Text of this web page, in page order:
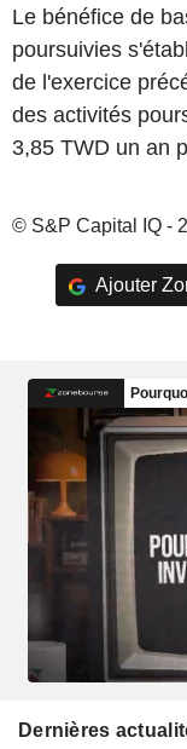
Le bénéfice de
poursuivies
de l'exercice
des activités
3,85 TWD un an
© S&P Capital IQ -
Ajouter
Dernières